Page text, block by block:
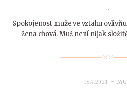
Spokojenost muže ve vztahu
žena chová. Muž není nijak
18.9.2021